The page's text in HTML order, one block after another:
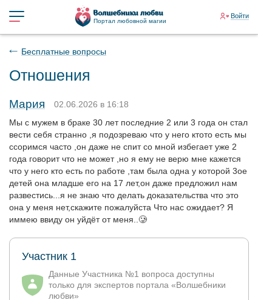
Портал любовной магии
Войти
Бесплатные вопросы
Отношения
Мария
02.06.2026 в 16:18
Мы с мужем в браке 30 лет последние 2 или 3 года он стал
вести себя странно ,я подозреваю что у него ктото есть мы
ссоримся часто ,он даже не спит со мной избегает уже 2
года говорит что не может ,но я ему не верю мне кажется
что у него кто есть по работе ,там была одна у которой 3ое
детей она младше его на 17 лет,он даже предложил нам
развестись...я не знаю что делать доказательства что это
она у меня нет,скажите пожалуйста Что нас ожидает? Я
иммею ввиду он уйдёт от меня..🥲
Участник 1
Данные Участника №1 вопроса доступны
только для экспертов портала «Волшебники
любви»